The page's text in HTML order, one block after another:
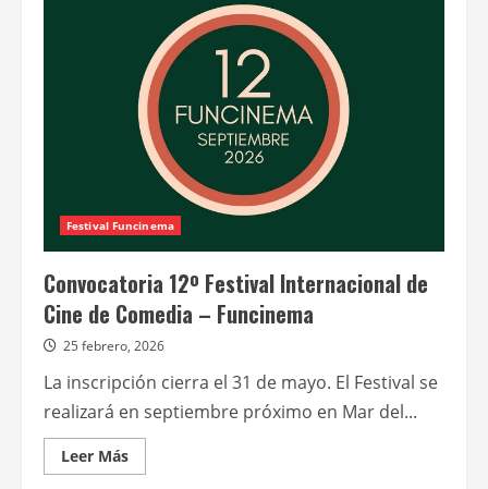
mayo
permanecerá
abierta
la
convocatoria
al
12°
Festival
FUNCINEMA
Festival Funcinema
Convocatoria 12º Festival Internacional de
Cine de Comedia – Funcinema
25 febrero, 2026
La inscripción cierra el 31 de mayo. El Festival se
realizará en septiembre próximo en Mar del...
Leer MásLeer
más